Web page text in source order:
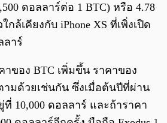
ดอลลาร์ต่อ 1 BTC) หรือ 4.78
กล้เคียงกับ iPhone XS ที่เพิ่งเปิด
ลาร์
าของ BTC เพิ่มขึ้น ราคาของ
มด้วยเช่นกัน ซึ่งเมื่อต้นปีที่ผ่าน
ที่ 10,000 ดอลลาร์ และถ้าราคา